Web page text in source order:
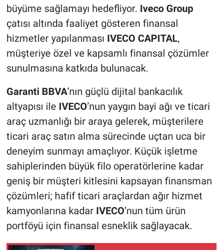
büyüme sağlamayı hedefliyor. Iveco Group
çatısı altında faaliyet gösteren finansal
hizmetler yapılanması IVECO CAPITAL,
müşteriye özel ve kapsamlı finansal çözümler
sunulmasına katkıda bulunacak.
Garanti BBVA’nın güçlü dijital bankacılık
altyapısı ile IVECO’nun yaygın bayi ağı ve ticari
araç uzmanlığı bir araya gelerek, müşterilere
ticari araç satın alma sürecinde uçtan uca bir
deneyim sunmayı amaçlıyor. Küçük işletme
sahiplerinden büyük filo operatörlerine kadar
geniş bir müşteri kitlesini kapsayan finansman
çözümleri; hafif ticari araçlardan ağır hizmet
kamyonlarına kadar IVECO’nun tüm ürün
portföyü için finansal esneklik sağlayacak.